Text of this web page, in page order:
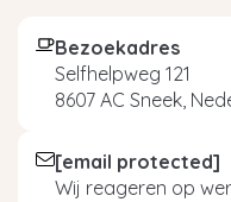
Bezoekadres
Selfhelpweg 121
8607 AC Sneek,
[email protected]
Wij reageren op